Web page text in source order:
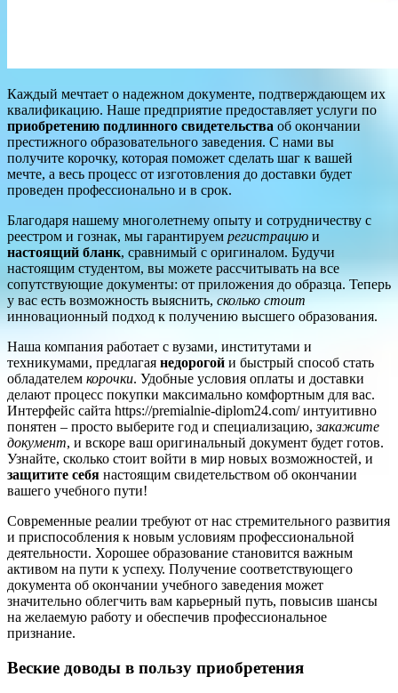
Каждый мечтает о надежном документе, подтверждающем их
квалификацию. Наше предприятие предоставляет услуги по
приобретению подлинного свидетельства об окончании
престижного образовательного заведения. С нами вы
получите корочку, которая поможет сделать шаг к вашей
мечте, а весь процесс от изготовления до доставки будет
проведен профессионально и в срок.
Благодаря нашему многолетнему опыту и сотрудничеству с
реестром и гознак, мы гарантируем регистрацию и
настоящий бланк, сравнимый с оригиналом. Будучи
настоящим студентом, вы можете рассчитывать на все
сопутствующие документы: от приложения до образца. Теперь
у вас есть возможность выяснить, сколько стоит
инновационный подход к получению высшего образования.
Наша компания работает с вузами, институтами и
техникумами, предлагая недорогой и быстрый способ стать
обладателем корочки. Удобные условия оплаты и доставки
делают процесс покупки максимально комфортным для вас.
Интерфейс сайта https://premialnie-diplom24.com/ интуитивно
понятен – просто выберите год и специализацию,закажите
документ, и вскоре ваш оригинальный документ будет готов.
Узнайте, сколько стоит войти в мир новых возможностей, и
защитите себя настоящим свидетельством об окончании
вашего учебного пути!
Современные реалии требуют от нас стремительного развития
и приспособления к новым условиям профессиональной
деятельности. Хорошее образование становится важным
активом на пути к успеху. Получение соответствующего
документа об окончании учебного заведения может
значительно облегчить вам карьерный путь, повысив шансы
на желаемую работу и обеспечив профессиональное
признание.
Веские доводы в пользу приобретения